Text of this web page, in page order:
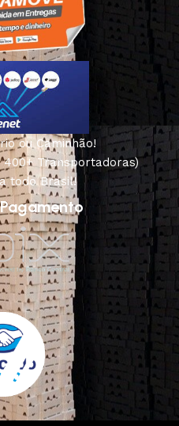
ou Caminhão!
Transportadoras)
todo Brasil!